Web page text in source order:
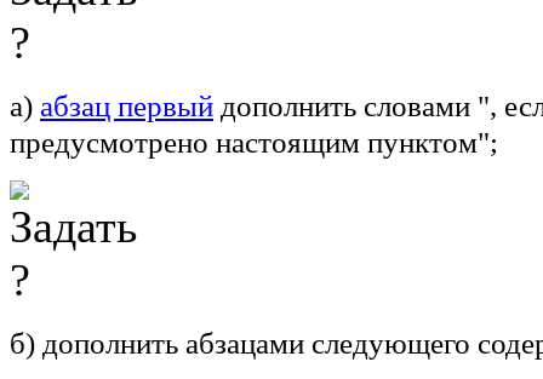
а) абзац первый дополнить словами ",
предусмотрено настоящим пунктом";
б) дополнить абзацами следующего